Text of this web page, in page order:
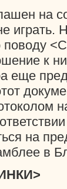
на
играть.
поводу
к
еще
на
в